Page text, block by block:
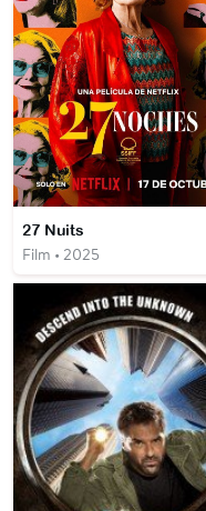
27 Nuits
Film • 2025